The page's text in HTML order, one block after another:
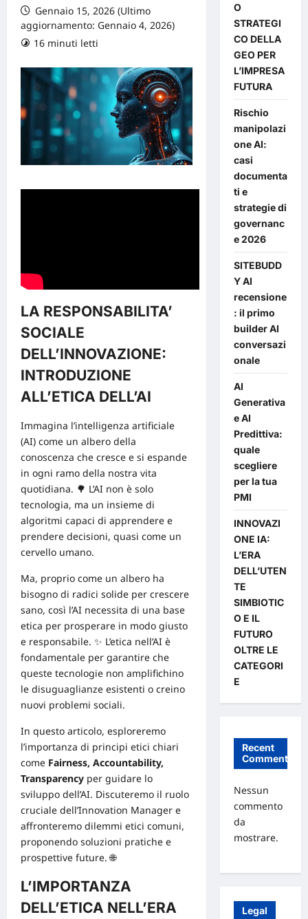
Gennaio 15, 2026 (Ultimo
aggiornamento: Gennaio 4, 2026)
16 minuti letti
LA RESPONSABILITA’
SOCIALE
DELL’INNOVAZIONE:
INTRODUZIONE
ALL’ETICA DELL’AI
Immagina l’intelligenza artificiale
(AI) come un albero della
conoscenza che cresce e si espande
in ogni ramo della nostra vita
quotidiana. 🌳 L’AI non è solo
tecnologia, ma un insieme di
algoritmi capaci di apprendere e
prendere decisioni, quasi come un
cervello umano.
Ma, proprio come un albero ha
bisogno di radici solide per crescere
sano, così l’AI necessita di una base
etica per prosperare in modo giusto
e responsabile. ✨ L’etica nell’AI è
fondamentale per garantire che
queste tecnologie non amplifichino
le disuguaglianze esistenti o creino
nuovi problemi sociali.
In questo articolo, esploreremo
l’importanza di principi etici chiari
come Fairness, Accountability,
Transparency per guidare lo
sviluppo dell’AI. Discuteremo il ruolo
cruciale dell’Innovation Manager e
affronteremo dilemmi etici comuni,
proponendo soluzioni pratiche e
prospettive future. 🌐
L’IMPORTANZA
DELL’ETICA NELL’ERA
O
STRATEGI
CO DELLA
GEO PER
L’IMPRESA
FUTURA
Rischio
manipolazi
one AI:
casi
documenta
ti e
strategie di
governanc
e 2026
SITEBUDD
Y AI
recensione
: il primo
builder AI
conversazi
onale
AI
Generativa
e AI
Predittiva:
quale
scegliere
per la tua
PMI
INNOVAZI
ONE IA:
L’ERA
DELL’UTEN
TE
SIMBIOTIC
O E IL
FUTURO
OLTRE LE
CATEGORI
E
Recent
Comments
Nessun
commento
da
mostrare.
Legal